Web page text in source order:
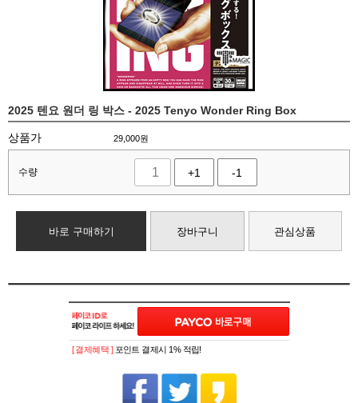
2025 텐요 원더 링 박스 - 2025 Tenyo Wonder Ring Box
상품가 29,000원
수량 +1 -1
바로 구매하기 장바구니 관심상품
[ 결제혜택 ] 포인트 결제시 1% 적립!